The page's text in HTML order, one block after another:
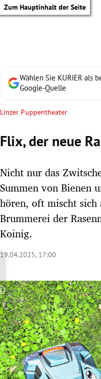
Zum Hauptinhalt der Seite
Untermenü
Untermenü
Untermenü
Untermenü
Untermenü
Untermenü
Wählen Sie KURIER als
Google-Quelle
Linzer Puppentheater
Flix, der neue
Nicht nur das
Summen von Bienen
hören, oft mischt sich
Brummerei der
Koinig.
19.04.2025, 17:00
Copyright-Hinweis öffnen/